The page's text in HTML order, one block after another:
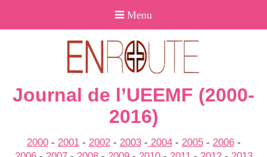
Journal de l’UEEMF (2000-
2016)
2000- 2001- 2002- 2003- 2004- 2005- 2006-